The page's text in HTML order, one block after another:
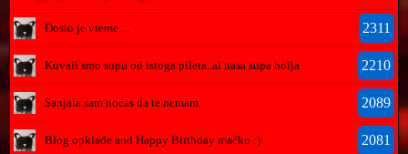
Doslo je vreme.... 2311
Kuvali smo supu od istoga pileta..al nasa supa bolja 2210
Sanjala sam noćas da te nemam 2089
Blog opklade and Happy Birthday mačko :) 2081